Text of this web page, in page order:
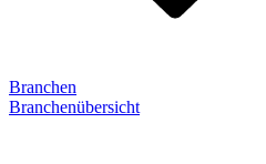
Branchen
Branchenübersicht